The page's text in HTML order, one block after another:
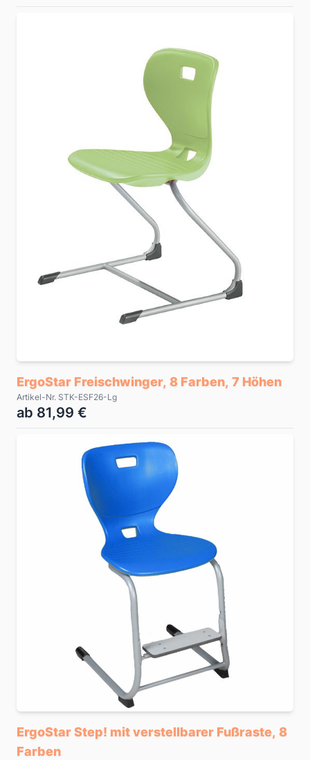
ErgoStar Freischwinger, 8 Farben, 7 Höhen
Artikel-Nr. STK-ESF26-Lg
ab 81,99 €
ErgoStar Step! mit verstellbarer Fußraste, 8
Farben